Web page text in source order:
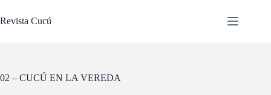
al
contenido
Revista Cucú
02 – CUCÚ EN LA VEREDA